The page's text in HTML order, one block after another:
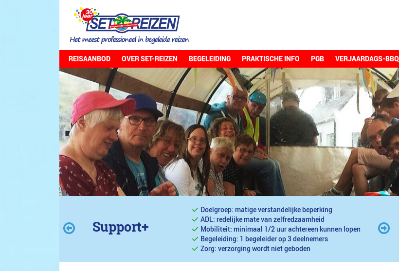
REISAANBOD OVER SET-REIZEN BEGELEIDING PRAKTISCHE INFO PGB VERJAARDAGS-BBQ
Support+
Doelgroep: matige verstandelijke beperking
ADL: redelijke mate van zelfredzaamheid
Mobiliteit: minimaal 1/2 uur achtereen kunnen lopen
Begeleiding: 1 begeleider op 3 deelnemers
Zorg: verzorging wordt niet geboden